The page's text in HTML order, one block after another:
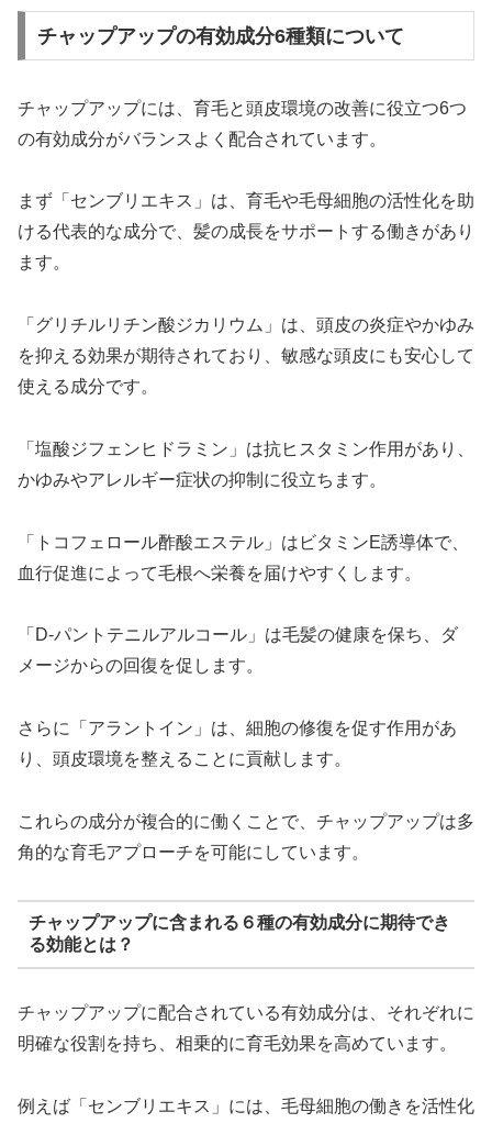
チャップアップの有効成分6種類について
チャップアップには、育毛と頭皮環境の改善に役立つ6つ
の有効成分がバランスよく配合されています。
まず「センブリエキス」は、育毛や毛母細胞の活性化を助
ける代表的な成分で、髪の成長をサポートする働きがあり
ます。
「グリチルリチン酸ジカリウム」は、頭皮の炎症やかゆみ
を抑える効果が期待されており、敏感な頭皮にも安心して
使える成分です。
「塩酸ジフェンヒドラミン」は抗ヒスタミン作用があり、
かゆみやアレルギー症状の抑制に役立ちます。
「トコフェロール酢酸エステル」はビタミンE誘導体で、
血行促進によって毛根へ栄養を届けやすくします。
「D-パントテニルアルコール」は毛髪の健康を保ち、ダ
メージからの回復を促します。
さらに「アラントイン」は、細胞の修復を促す作用があ
り、頭皮環境を整えることに貢献します。
これらの成分が複合的に働くことで、チャップアップは多
角的な育毛アプローチを可能にしています。
チャップアップに含まれる６種の有効成分に期待でき
る効能とは？
チャップアップに配合されている有効成分は、それぞれに
明確な役割を持ち、相乗的に育毛効果を高めています。
例えば「センブリエキス」には、毛母細胞の働きを活性化